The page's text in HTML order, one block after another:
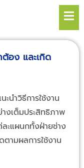
อง และเกิด
นำวิธีการใช้งาน
งเต็มประสิทธิภาพ
ะแผนกทั้งฝ่ายช่าง
ามผลการใช้งาน